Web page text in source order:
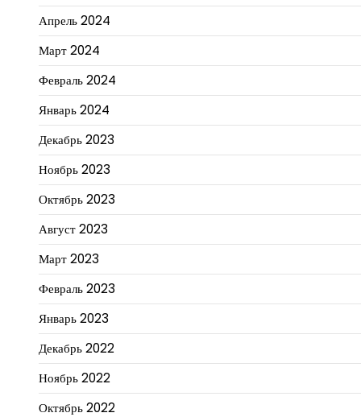
Апрель 2024
Март 2024
Февраль 2024
Январь 2024
Декабрь 2023
Ноябрь 2023
Октябрь 2023
Август 2023
Март 2023
Февраль 2023
Январь 2023
Декабрь 2022
Ноябрь 2022
Октябрь 2022